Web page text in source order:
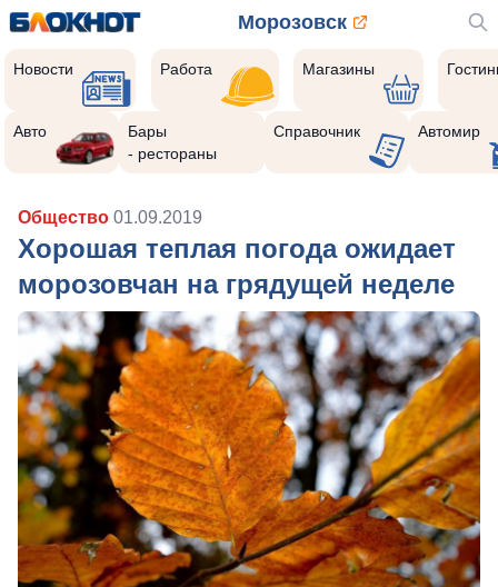
Морозовск
Новости Работа Магазины
Авто
Бары
- рестораны
Справочник Автомир
Общество 01.09.2019
Хорошая теплая погода ожидает
морозовчан на грядущей неделе